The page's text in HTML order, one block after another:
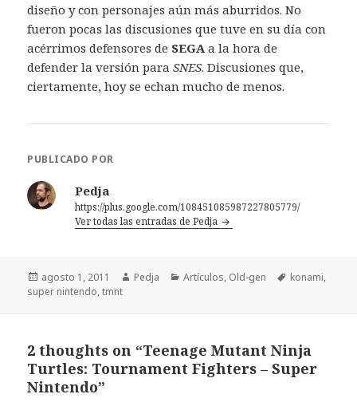
diseño y con personajes aún más aburridos. No
fueron pocas las discusiones que tuve en su día con
acérrimos defensores de SEGA a la hora de
defender la versión paraSNES. Discusiones que,
ciertamente, hoy se echan mucho de menos.
PUBLICADO POR
Pedja
https://plus.google.com/108451085987227805779/
Ver todas las entradas de Pedja
Publicado
el
agosto 1, 2011 Autor
Pedja Categorías
Artículos, Old-gen Etiquetas
konami,
super nintendo,tmnt
2 thoughts on “Teenage Mutant Ninja
Turtles: Tournament Fighters – Super
Nintendo”